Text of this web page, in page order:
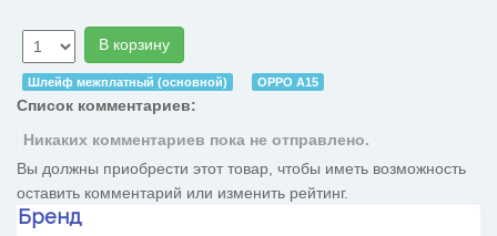
В корзину
Шлейф межплатный (основной) OPPO A15
Список комментариев:
Никаких комментариев пока не отправлено.
Вы должны приобрести этот товар, чтобы иметь возможность
оставить комментарий или изменить рейтинг.
Бренд